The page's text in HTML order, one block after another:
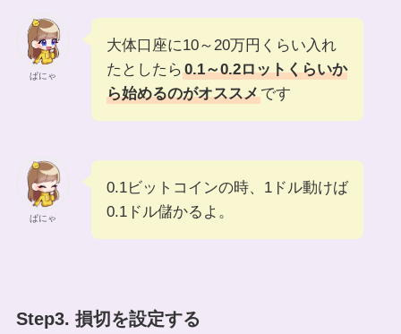
ぱにゃ
大体口座に10～20万円くらい入れ
たとしたら 0.1～0.2ロットくらいか
ら始めるのがオススメです
ぱにゃ
0.1ビットコインの時、1ドル動けば
0.1ドル儲かるよ。
Step3. 損切を設定する